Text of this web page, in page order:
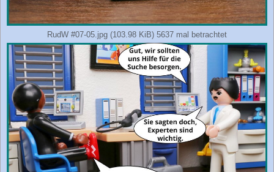
RudW #07-05.jpg (103.98 KiB) 5637 mal betrachtet